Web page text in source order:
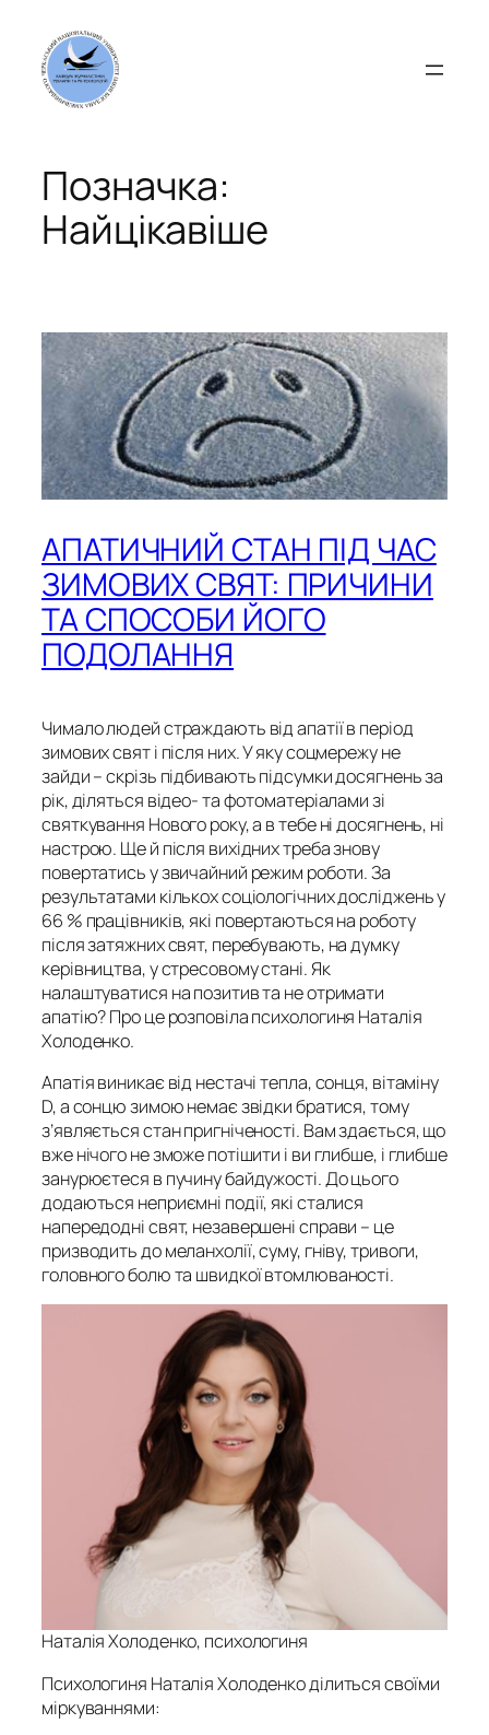
вмісту
Позначка:
Найцікавіше
АПАТИЧНИЙ СТАН ПІД ЧАС
ЗИМОВИХ СВЯТ: ПРИЧИНИ
ТА СПОСОБИ ЙОГО
ПОДОЛАННЯ
Чимало людей страждають від апатії в період
зимових свят і після них. У яку соцмережу не
зайди – скрізь підбивають підсумки досягнень за
рік, діляться відео- та фотоматеріалами зі
святкування Нового року, а в тебе ні досягнень, ні
настрою. Ще й після вихідних треба знову
повертатись у звичайний режим роботи. За
результатами кількох соціологічних досліджень у
66 % працівників, які повертаються на роботу
після затяжних свят, перебувають, на думку
керівництва, у стресовому стані. Як
налаштуватися на позитив та не отримати
апатію? Про це розповіла психологиня Наталія
Холоденко.
Апатія виникає від нестачі тепла, сонця, вітаміну
D, а сонцю зимою немає звідки братися, тому
з’являється стан пригніченості. Вам здається, що
вже нічого не зможе потішити і ви глибше, і глибше
занурюєтеся в пучину байдужості. До цього
додаються неприємні події, які сталися
напередодні свят, незавершені справи – це
призводить до меланхолії, суму, гніву, тривоги,
головного болю та швидкої втомлюваності.
Наталія Холоденко, психологиня
Психологиня Наталія Холоденко ділиться своїми
міркуваннями: